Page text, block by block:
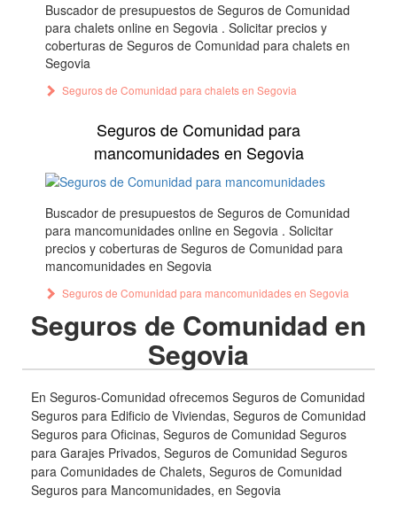
Buscador de presupuestos de Seguros de Comunidad
para chalets online en Segovia . Solicitar precios y
coberturas de Seguros de Comunidad para chalets en
Segovia
Seguros de Comunidad para chalets en Segovia
Seguros de Comunidad para
mancomunidades en Segovia
Buscador de presupuestos de Seguros de Comunidad
para mancomunidades online en Segovia . Solicitar
precios y coberturas de Seguros de Comunidad para
mancomunidades en Segovia
Seguros de Comunidad para mancomunidades en Segovia
Seguros de Comunidad en
Segovia
En Seguros-Comunidad ofrecemos Seguros de Comunidad
Seguros para Edificio de Viviendas, Seguros de Comunidad
Seguros para Oficinas, Seguros de Comunidad Seguros
para Garajes Privados, Seguros de Comunidad Seguros
para Comunidades de Chalets, Seguros de Comunidad
Seguros para Mancomunidades, en Segovia